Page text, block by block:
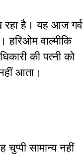
रहा है। यह आज गर्व
हरिओम वाल्मीकि
की पत्नी को
आता।
सामान्य नहीं